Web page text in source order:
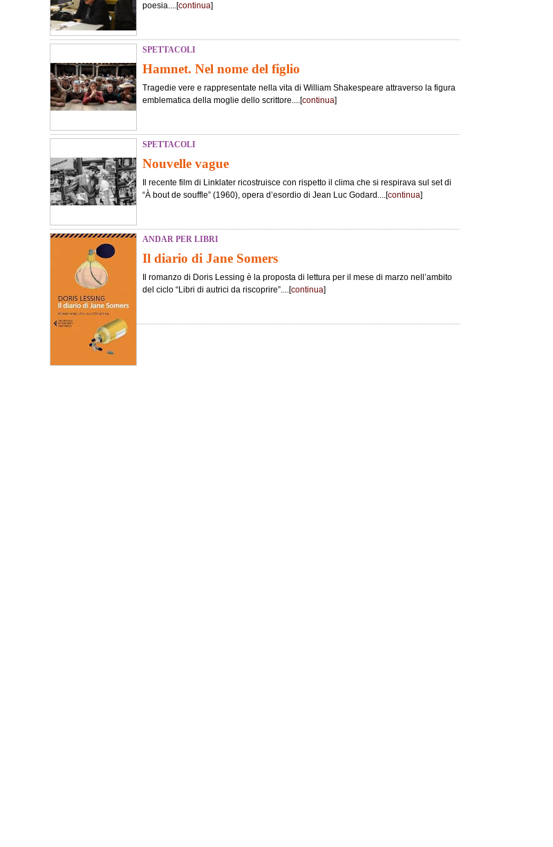
poesia....[continua]
SPETTACOLI
Hamnet. Nel nome del figlio
Tragedie vere e rappresentate nella vita di William Shakespeare attraverso la figura
emblematica della moglie dello scrittore....[continua]
SPETTACOLI
Nouvelle vague
Il recente film di Linklater ricostruisce con rispetto il clima che si respirava sul set di
“À bout de souffle” (1960), opera d’esordio di Jean Luc Godard....[continua]
ANDAR PER LIBRI
Il diario di Jane Somers
Il romanzo di Doris Lessing è la proposta di lettura per il mese di marzo nell’ambito
del ciclo “Libri di autrici da riscoprire”....[continua]